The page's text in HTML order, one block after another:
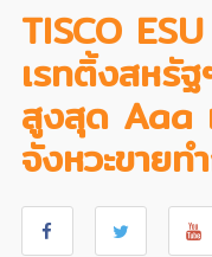
TISCO
เรทติ้งสหรั
สูงสุด Aaa
จังหวะขายท